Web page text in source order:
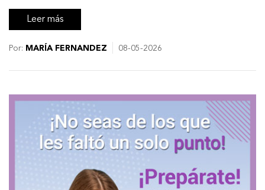
Leer más
Por: MARÍA FERNANDEZ 08-05-2026